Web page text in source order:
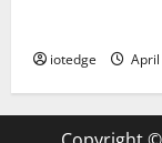
iotedge April